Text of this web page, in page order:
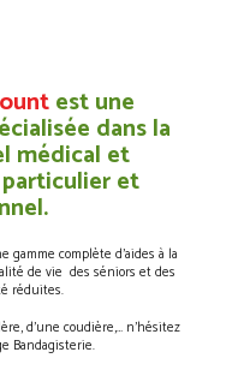
est une
dans la
médical et
et
complète d’aides à la
de vie des séniors et des
réduites.
d’une coudière,… n’hésitez
Bandagisterie.